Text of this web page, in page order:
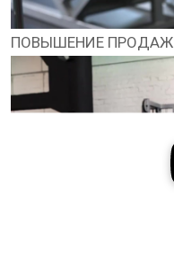
ПОВЫШЕНИЕ ПРОДАЖ